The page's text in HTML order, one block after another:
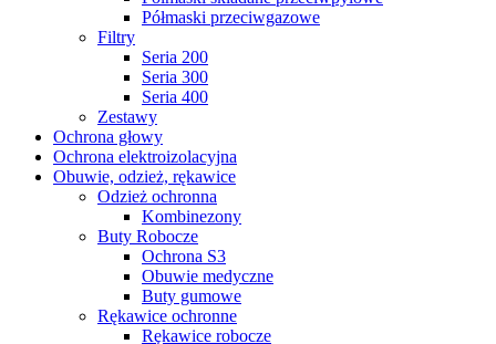
Półmaski przeciwgazowe
Filtry
Seria 200
Seria 300
Seria 400
Zestawy
Ochrona głowy
Ochrona elektroizolacyjna
Obuwie, odzież, rękawice
Odzież ochronna
Kombinezony
Buty Robocze
Ochrona S3
Obuwie medyczne
Buty gumowe
Rękawice ochronne
Rękawice robocze